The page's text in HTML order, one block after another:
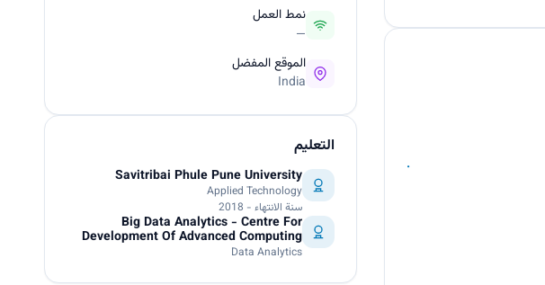
نمط العمل
—
الموقع المفضل
India
التعليم
Savitribai Phule Pune University
Applied Technology
سنة الانتهاء - 2018
Big Data Analytics - Centre For
Development Of Advanced Computing
Data Analytics